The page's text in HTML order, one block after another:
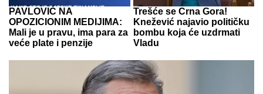
PAVLOVIĆ NA
OPOZICIONIM MEDIJIMA:
Mali je u pravu, ima para za
veće plate i penzije
Trešće se Crna Gora!
Knežević najavio političku
bombu koja će uzdrmati
Vladu